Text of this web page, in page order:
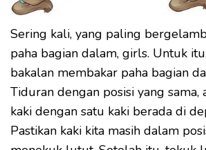
Sering kali, yang paling
paha bagian dalam, girls. Untuk
bakalan membakar paha bagian
Tiduran dengan posisi yang sama,
kaki dengan satu kaki berada di
Pastikan kaki kita masih dalam